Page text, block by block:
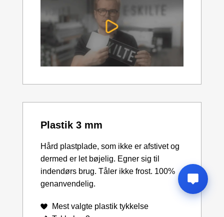
Plastik 3 mm
Hård plastplade, som ikke er afstivet og
dermed er let bøjelig. Egner sig til
indendørs brug. Tåler ikke frost. 100%
genanvendelig.
Mest valgte plastik tykkelse